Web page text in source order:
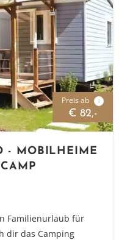
Preis ab i
€ 82,-
- MOBILHEIME
Familienurlaub für
dir das Camping